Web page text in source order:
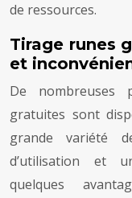
de ressources.
Tirage runes
et
De nombreuses
gratuites sont
grande variété
d’utilisation et
quelques